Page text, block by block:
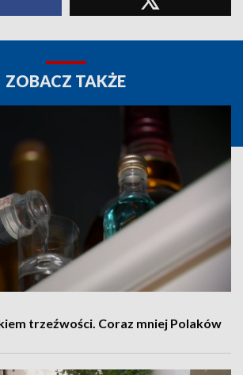
ZOBACZ TAKŻE
trzeźwości. Coraz mniej Polaków